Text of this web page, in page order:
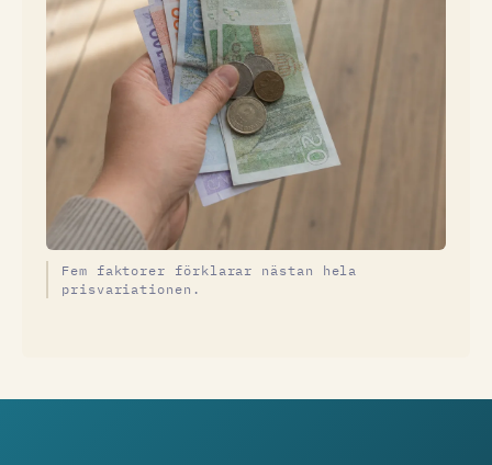
Fem faktorer förklarar nästan hela
prisvariationen.